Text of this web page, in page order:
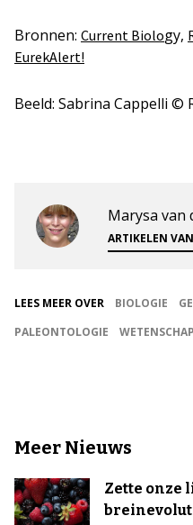
Bronnen: Current Biology,
EurekAlert!
Beeld: Sabrina Cappelli ©
Marysa van
ARTIKELEN
LEES MEER OVER BIOLOGIE
PALEONTOLOGIE
WETENSCHAP
Meer Nieuws
Zette onze